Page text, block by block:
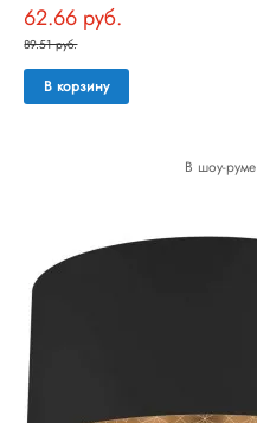
62.66 руб.
89.51 руб.
В корзину
В шоу-руме